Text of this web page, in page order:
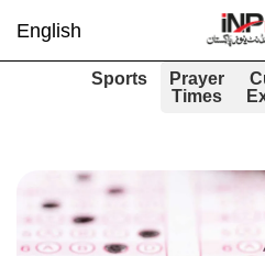
English
Prayer
Times
Sports